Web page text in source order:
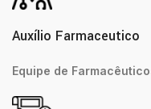
Auxílio Farmaceutico
Equipe de